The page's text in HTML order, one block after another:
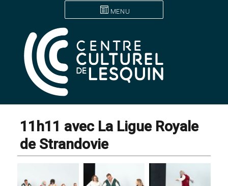
MENU
11h11 avec La Ligue Royale
de Strandovie